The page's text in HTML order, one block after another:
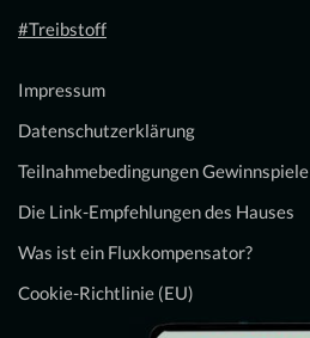
#Treibstoff
Impressum
Datenschutzerklärung
Teilnahmebedingungen Gewinnspiele
Die Link-Empfehlungen des Hauses
Was ist ein Fluxkompensator?
Cookie-Richtlinie (EU)